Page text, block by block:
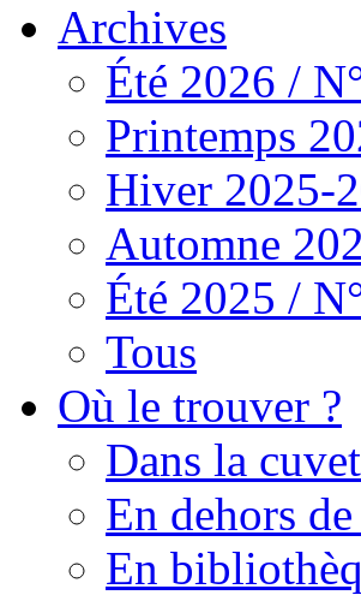
Archives
Été 2026 /
Printemps
Hiver 2025-
Automne
Été 2025 /
Tous
Où le trouver ?
Dans la
En dehors
En